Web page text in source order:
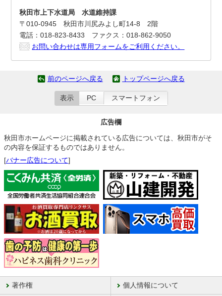
秋田市上下水道局 水道維持課
〒010-0945 秋田市川尻みよし町14-8 2階
電話：018-823-8433 ファクス：018-862-9050
お問い合わせは専用フォームをご利用ください。
前のページへ戻る トップページへ戻る
表示 PC スマートフォン
広告欄
秋田市ホームページに掲載されている広告については、秋田市がそ
の内容を保証するものではありません。
[バナー広告について]
著作権 個人情報について